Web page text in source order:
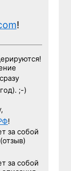
!
год). ;-)
!
за собой
за собой